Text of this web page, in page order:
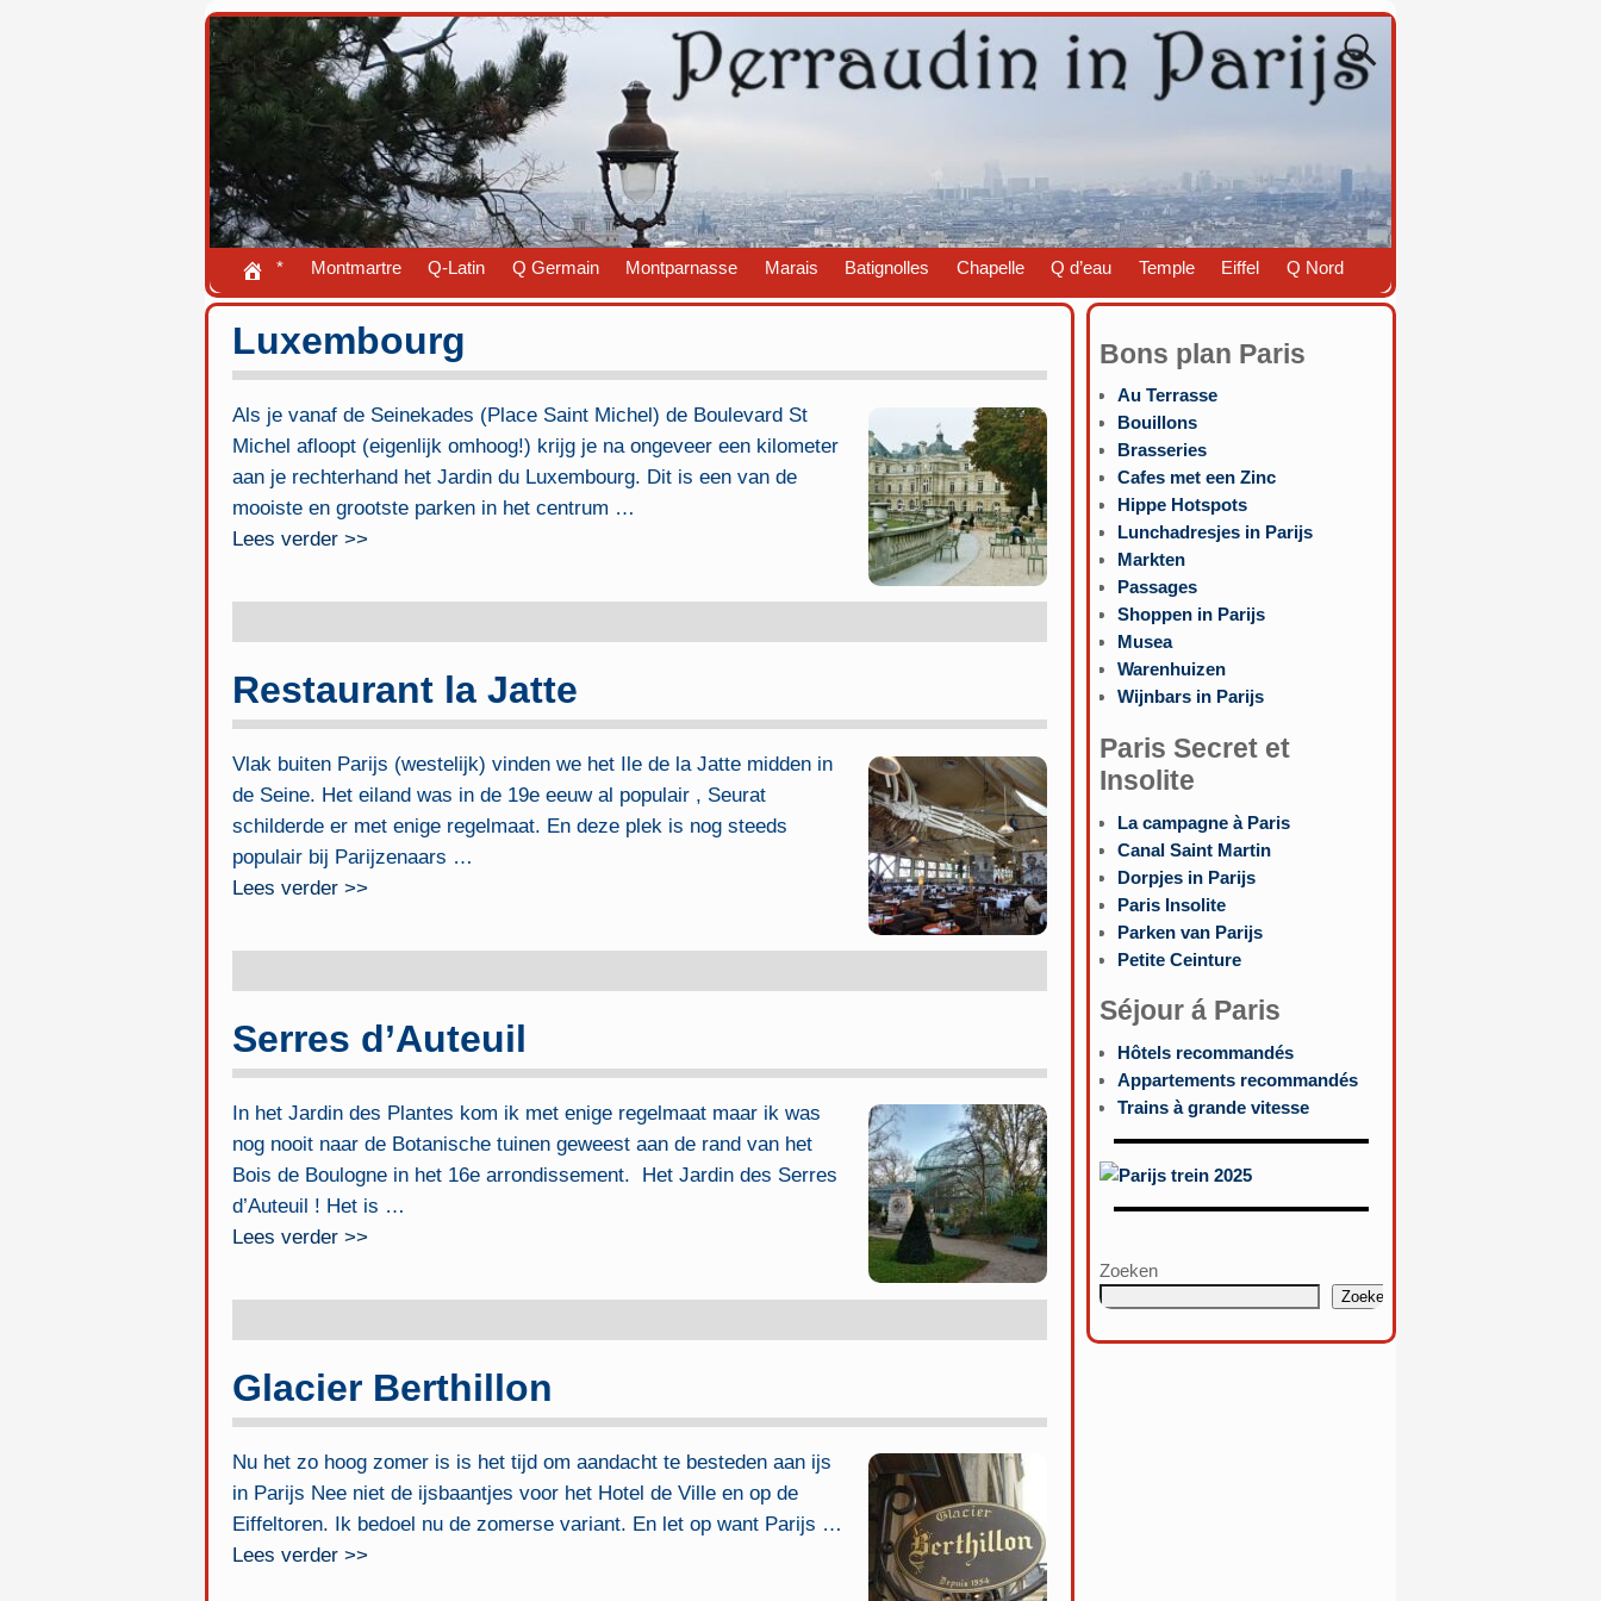
* Montmartre Q-Latin Q Germain Montparnasse Marais Batignolles Chapelle Q d’eau Temple Eiffel Q Nord
Luxembourg
Als je vanaf de Seinekades (Place Saint Michel) de Boulevard St
Michel afloopt (eigenlijk omhoog!) krijg je na ongeveer een kilometer
aan je rechterhand het Jardin du Luxembourg. Dit is een van de
mooiste en grootste parken in het centrum …
Lees verder >>
Restaurant la Jatte
Vlak buiten Parijs (westelijk) vinden we het Ile de la Jatte midden in
de Seine. Het eiland was in de 19e eeuw al populair , Seurat
schilderde er met enige regelmaat. En deze plek is nog steeds
populair bij Parijzenaars …
Lees verder >>
Serres d’Auteuil
In het Jardin des Plantes kom ik met enige regelmaat maar ik was
nog nooit naar de Botanische tuinen geweest aan de rand van het
Bois de Boulogne in het 16e arrondissement. Het Jardin des Serres
d’Auteuil ! Het is …
Lees verder >>
Glacier Berthillon
Nu het zo hoog zomer is is het tijd om aandacht te besteden aan ijs
in Parijs Nee niet de ijsbaantjes voor het Hotel de Ville en op de
Eiffeltoren. Ik bedoel nu de zomerse variant. En let op want Parijs …
Lees verder >>
Bons plan Paris
Au Terrasse
Bouillons
Brasseries
Cafes met een Zinc
Hippe Hotspots
Lunchadresjes in Parijs
Markten
Passages
Shoppen in Parijs
Musea
Warenhuizen
Wijnbars in Parijs
Paris Secret et
Insolite
La campagne à Paris
Canal Saint Martin
Dorpjes in Parijs
Paris Insolite
Parken van Parijs
Petite Ceinture
Séjour á Paris
Hôtels recommandés
Appartements recommandés
Trains à grande vitesse
Zoeken
Zoeken